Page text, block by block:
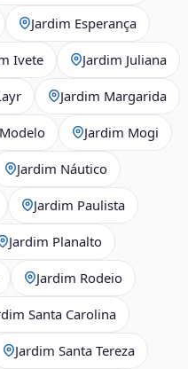
Jardim Esperança
Ivete Jardim Juliana
Jardim Margarida
Jardim Mogi
Jardim Náutico
Jardim Paulista
Jardim Planalto
Jardim Rodeio
Santa Carolina
Jardim Santa Tereza